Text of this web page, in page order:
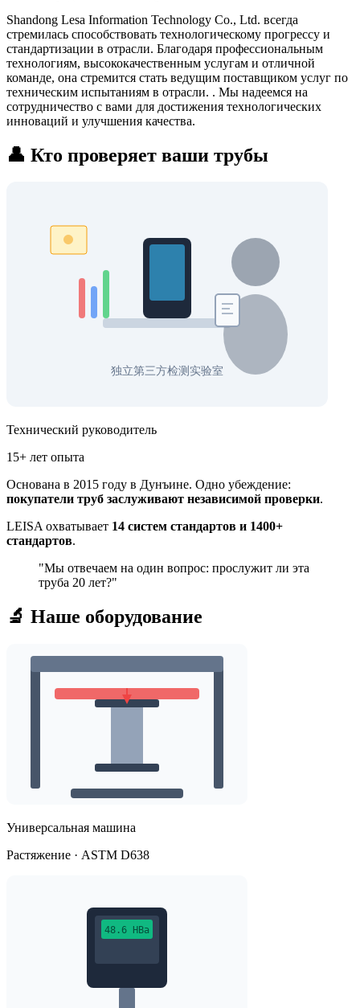
Shandong Lesa Information Technology Co., Ltd. всегда
стремилась способствовать технологическому прогрессу и
стандартизации в отрасли. Благодаря профессиональным
технологиям, высококачественным услугам и отличной
команде, она стремится стать ведущим поставщиком услуг по
техническим испытаниям в отрасли. . Мы надеемся на
сотрудничество с вами для достижения технологических
инноваций и улучшения качества.
👤 Кто проверяет ваши трубы
Технический руководитель
15+ лет опыта
Основана в 2015 году в Дунъине. Одно убеждение:
покупатели труб заслуживают независимой проверки.
LEISA охватывает 14 систем стандартов и 1400+
стандартов.
"Мы отвечаем на один вопрос: прослужит ли эта
труба 20 лет?"
🔬 Наше оборудование
Универсальная машина
Растяжение · ASTM D638